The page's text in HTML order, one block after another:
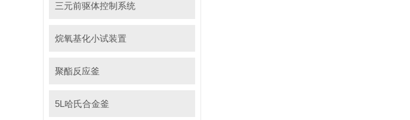
三元前驱体控制系统
烷氧基化小试装置
聚酯反应釜
5L哈氏合金釜